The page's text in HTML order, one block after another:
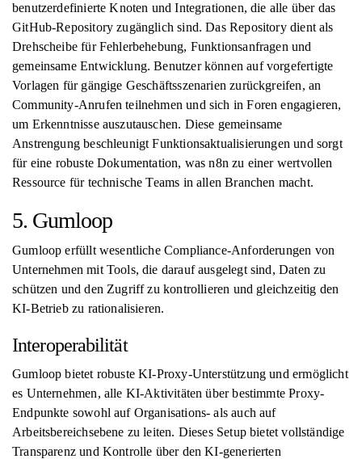
benutzerdefinierte Knoten und Integrationen, die alle über das
GitHub-Repository zugänglich sind. Das Repository dient als
Drehscheibe für Fehlerbehebung, Funktionsanfragen und
gemeinsame Entwicklung. Benutzer können auf vorgefertigte
Vorlagen für gängige Geschäftsszenarien zurückgreifen, an
Community-Anrufen teilnehmen und sich in Foren engagieren,
um Erkenntnisse auszutauschen. Diese gemeinsame
Anstrengung beschleunigt Funktionsaktualisierungen und sorgt
für eine robuste Dokumentation, was n8n zu einer wertvollen
Ressource für technische Teams in allen Branchen macht.
5. Gumloop
Gumloop erfüllt wesentliche Compliance-Anforderungen von
Unternehmen mit Tools, die darauf ausgelegt sind, Daten zu
schützen und den Zugriff zu kontrollieren und gleichzeitig den
KI-Betrieb zu rationalisieren.
Interoperabilität
Gumloop bietet robuste KI-Proxy-Unterstützung und ermöglicht
es Unternehmen, alle KI-Aktivitäten über bestimmte Proxy-
Endpunkte sowohl auf Organisations- als auch auf
Arbeitsbereichsebene zu leiten. Dieses Setup bietet vollständige
Transparenz und Kontrolle über den KI-generierten